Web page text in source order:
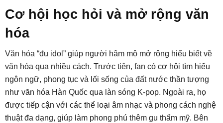
Cơ hội học hỏi và mở rộng văn
hóa
Văn hóa “đu idol” giúp người hâm mộ mở rộng hiểu biết về
văn hóa qua nhiều cách. Trước tiên, fan có cơ hội tìm hiểu
ngôn ngữ, phong tục và lối sống của đất nước thần tượng
như văn hóa Hàn Quốc qua làn sóng K-pop. Ngoài ra, họ
được tiếp cận với các thể loại âm nhạc và phong cách nghệ
thuật đa dạng, giúp làm phong phú thêm gu thẩm mỹ. Bên